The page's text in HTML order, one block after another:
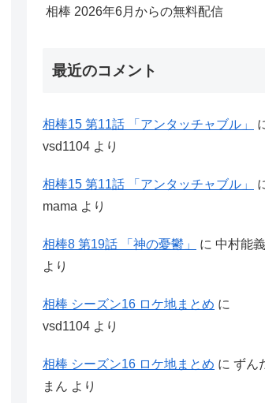
相棒 2026年6月からの無料配信
最近のコメント
相棒15 第11話 「アンタッチャブル」
vsd1104 より
相棒15 第11話 「アンタッチャブル」
mama より
相棒8 第19話 「神の憂鬱」 に 中村能義
より
相棒 シーズン16 ロケ地まとめ に
vsd1104 より
相棒 シーズン16 ロケ地まとめ に ずん
まん より